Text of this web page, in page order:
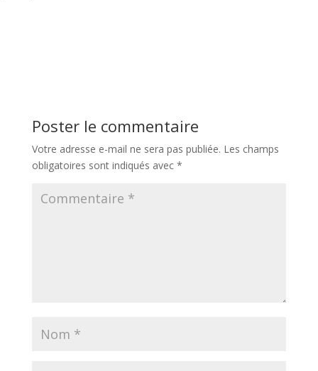
Poster le commentaire
Votre adresse e-mail ne sera pas publiée. Les champs
obligatoires sont indiqués avec *